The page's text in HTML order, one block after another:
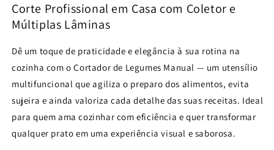
Corte Profissional em Casa com Coletor e
Múltiplas Lâminas
Dê um toque de praticidade e elegância à sua rotina na
cozinha com o Cortador de Legumes Manual — um utensílio
multifuncional que agiliza o preparo dos alimentos, evita
sujeira e ainda valoriza cada detalhe das suas receitas. Ideal
para quem ama cozinhar com eficiência e quer transformar
qualquer prato em uma experiência visual e saborosa.